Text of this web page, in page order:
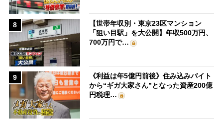
8
【世帯年収別・東京23区マンション
「狙い目駅」を大公開】年収500万円、
700万円で…
9
《利益は年5億円前後》住み込みバイト
から“ギガ大家さん”となった資産200億
円税理…